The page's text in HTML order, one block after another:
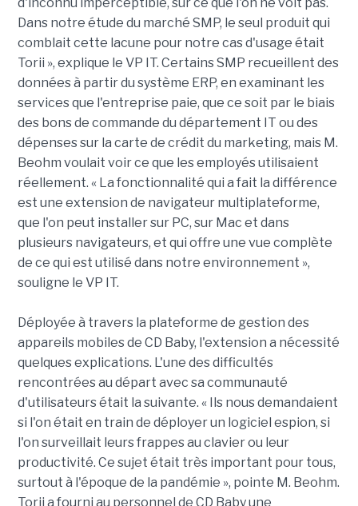
d'inconnu imperceptible, sur ce que l'on ne voit pas.
Dans notre étude du marché SMP, le seul produit qui
comblait cette lacune pour notre cas d'usage était
Torii », explique le VP IT. Certains SMP recueillent des
données à partir du système ERP, en examinant les
services que l'entreprise paie, que ce soit par le biais
des bons de commande du département IT ou des
dépenses sur la carte de crédit du marketing, mais M.
Beohm voulait voir ce que les employés utilisaient
réellement. « La fonctionnalité qui a fait la différence
est une extension de navigateur multiplateforme,
que l'on peut installer sur PC, sur Mac et dans
plusieurs navigateurs, et qui offre une vue complète
de ce qui est utilisé dans notre environnement »,
souligne le VP IT.
Déployée à travers la plateforme de gestion des
appareils mobiles de CD Baby, l'extension a nécessité
quelques explications. L'une des difficultés
rencontrées au départ avec sa communauté
d'utilisateurs était la suivante. « Ils nous demandaient
si l'on était en train de déployer un logiciel espion, si
l'on surveillait leurs frappes au clavier ou leur
productivité. Ce sujet était très important pour tous,
surtout à l'époque de la pandémie », pointe M. Beohm.
Torii a fourni au personnel de CD Baby une